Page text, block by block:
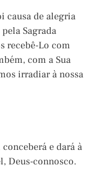
causa de alegria
Sagrada
recebê-Lo com
com a Sua
irradiar à nossa
e dará à
Deus-connosco.